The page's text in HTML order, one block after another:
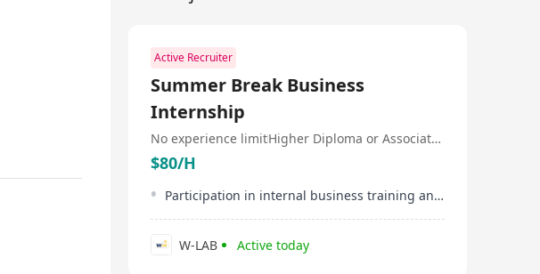
Active Recruiter
Summer Break Business
Internship
No experience limit Higher Diploma or Associate Degree
$80/H
Participation in internal business training and workshops
W-LAB Active today